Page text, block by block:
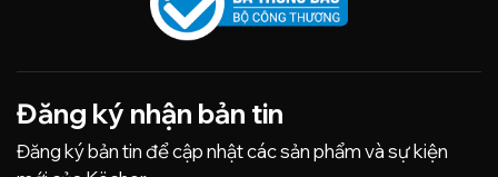
Đăng ký nhận bản tin
Đăng ký bản tin để cập nhật các sản phẩm và sự kiện